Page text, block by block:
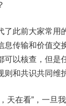
此前大家常用
息传输和价值交
可以核查，但是
和共识共同维
在看”，一旦